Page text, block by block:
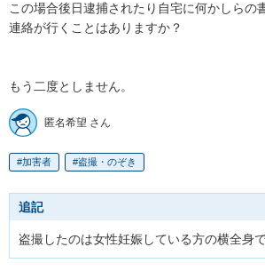
この場合後日逮捕されたり自宅に何かしらの
連絡が行くことはありますか？
もう二度としません。
匿名希望 さん
加害者 盗撮・のぞき
追記
盗撮したのは女性妊娠している方の横全身